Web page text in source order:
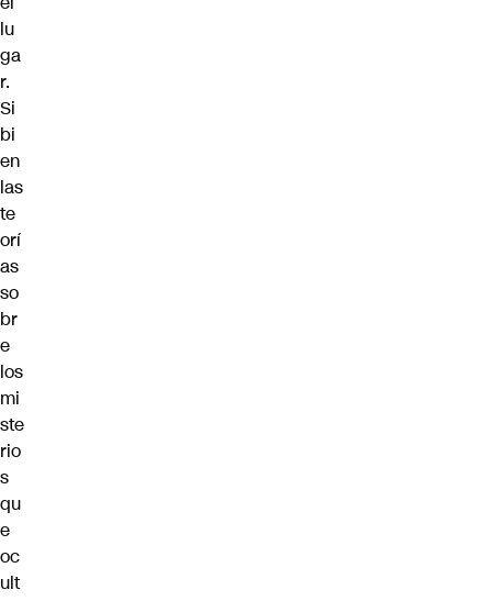
lu
ga
r.
Si
bi
en
las
te
orí
as
so
br
e
los
mi
ste
rio
s
qu
e
oc
ult